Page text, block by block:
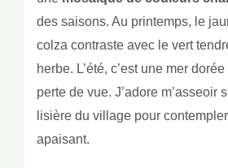
des saisons. Au printemps, le
colza contraste avec le vert
herbe. L’été, c’est une mer
perte de vue. J’adore m’asseoir
lisière du village pour
apaisant.